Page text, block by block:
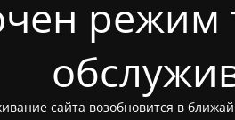
режим
сайта возобновится в